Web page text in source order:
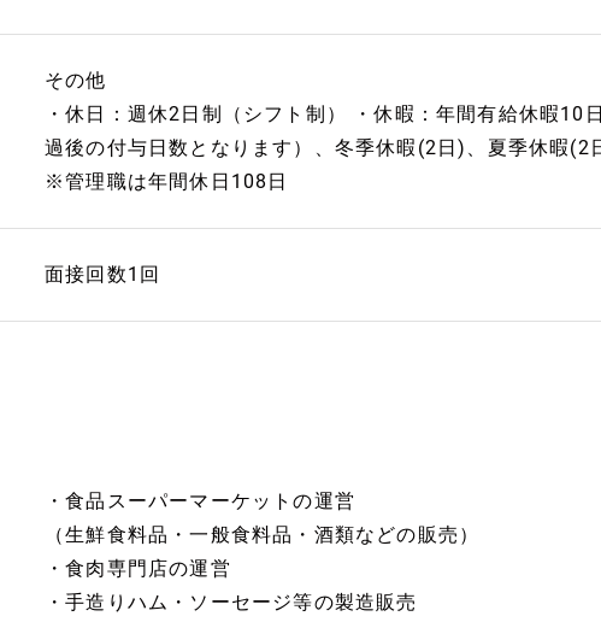
その他
・休日：週休2日制（シフト制） ・休暇：年間有給休暇10
過後の付与日数となります）、冬季休暇(2日)、夏季休暇(2
※管理職は年間休日108日
面接回数1回
・食品スーパーマーケットの運営
（生鮮食料品・一般食料品・酒類などの販売）
・食肉専門店の運営
・手造りハム・ソーセージ等の製造販売